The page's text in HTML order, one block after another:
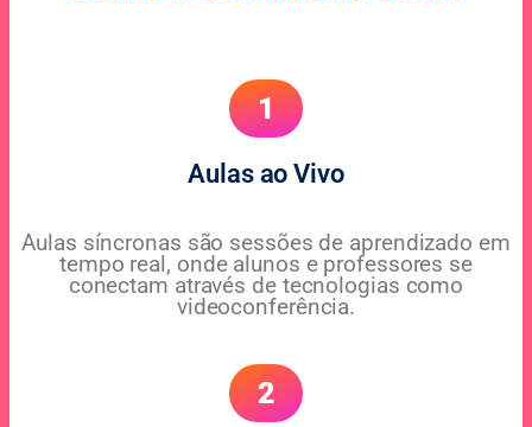
1
Aulas ao Vivo
Aulas síncronas são sessões de aprendizado em
tempo real, onde alunos e professores se
conectam através de tecnologias como
videoconferência.
2